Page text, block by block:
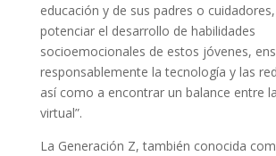
educación y de sus padres o
potenciar el desarrollo de habilidades
socioemocionales de estos jóvenes,
responsablemente la tecnología y las
así como a encontrar un balance entre
virtual”.
La Generación Z, también conocida